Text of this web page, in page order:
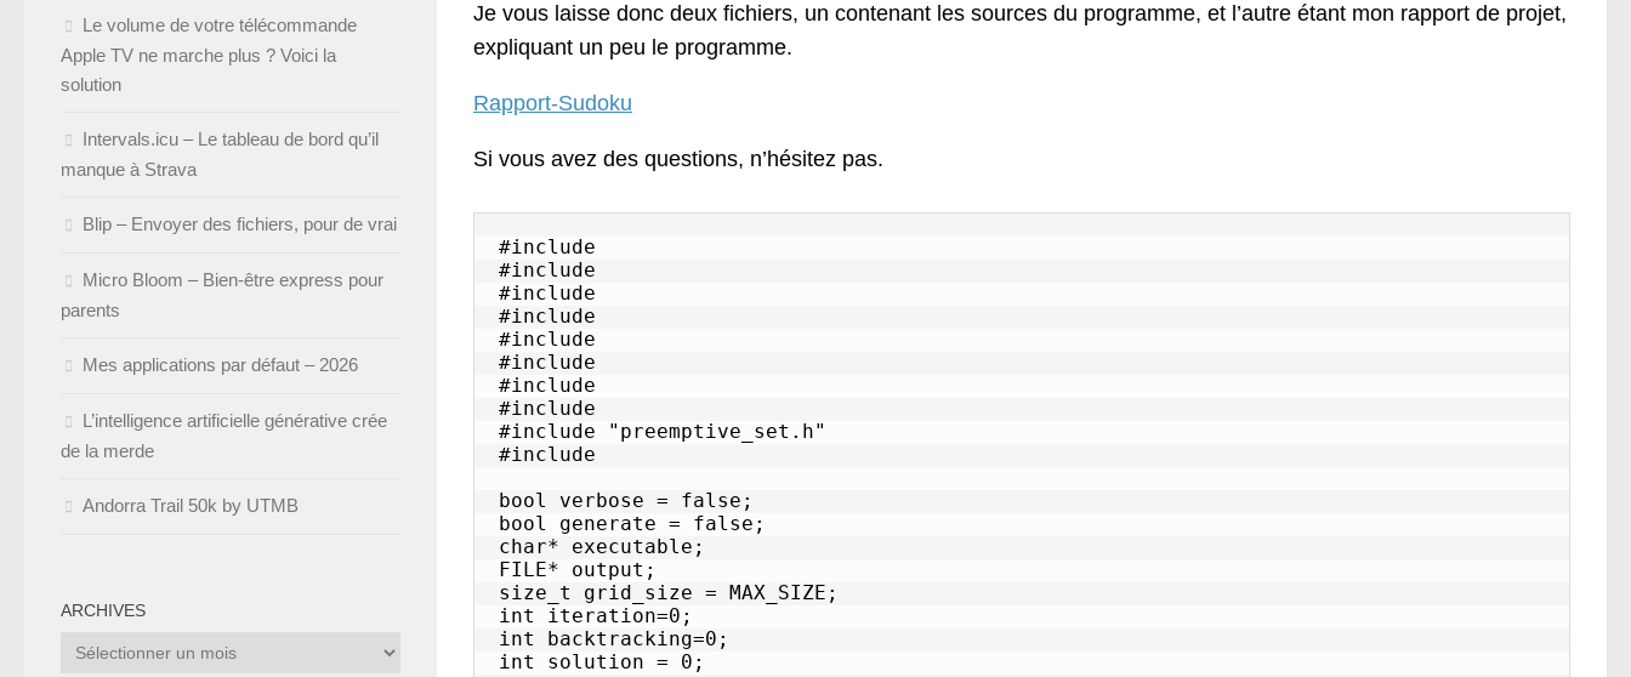
Je vous laisse donc deux fichiers, un contenant les sources du programme, et l’autre étant mon rapport de projet,
expliquant un peu le programme.
Rapport-Sudoku
Si vous avez des questions, n’hésitez pas.
#include
#include
#include
#include
#include
#include
#include
#include
#include "preemptive_set.h"
#include
Le volume de votre télécommande
Apple TV ne marche plus ? Voici la
solution
Intervals.icu – Le tableau de bord qu’il
manque à Strava
Blip – Envoyer des fichiers, pour de vrai
Micro Bloom – Bien-être express pour
parents
Mes applications par défaut – 2026
L’intelligence artificielle générative crée
de la merde
Andorra Trail 50k by UTMB
ARCHIVES
Archives